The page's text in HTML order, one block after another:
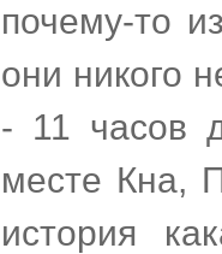
почему-то
они никого
- 11 часов
месте Кна,
история